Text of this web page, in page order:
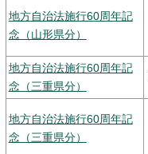
地方自治法施行60周年記
念（山形県分）
地方自治法施行60周年記
念（三重県分）
地方自治法施行60周年記
念（三重県分）